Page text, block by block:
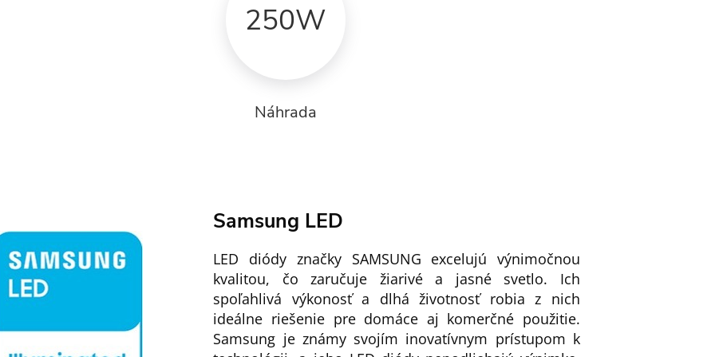
250W
Náhrada
Samsung LED
LED diódy značky SAMSUNG excelujú výnimočnou
kvalitou, čo zaručuje žiarivé a jasné svetlo. Ich
spoľahlivá výkonosť a dlhá životnosť robia z nich
ideálne riešenie pre domáce aj komerčné použitie.
Samsung je známy svojím inovatívnym prístupom k